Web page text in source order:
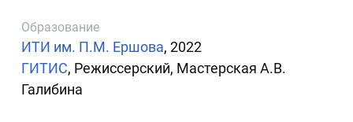
Образование
ИТИ им. П.М. Ершова, 2022
ГИТИС, Режиссерский, Мастерская А.В.
Галибина